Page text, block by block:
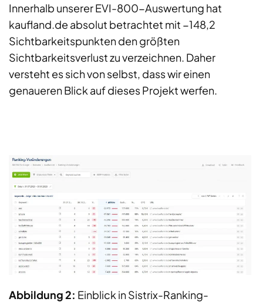
Innerhalb unserer EVI-800-Auswertung hat
kaufland.de absolut betrachtet mit −148,2
Sichtbarkeitspunkten den größten
Sichtbarkeitsverlust zu verzeichnen. Daher
versteht es sich von selbst, dass wir einen
genaueren Blick auf dieses Projekt werfen.
Abbildung 2: Einblick in Sistrix-Ranking-